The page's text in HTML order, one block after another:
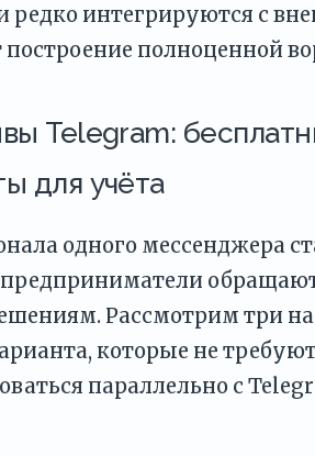
редко интегрируются с
построение полноценной
Telegram:
для учёта
одного мессенджера
предприниматели
Рассмотрим три
которые не
параллельно с